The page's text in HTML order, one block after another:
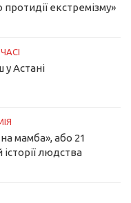
протидії екстремізму»
Астані
мамба», або 21
людства